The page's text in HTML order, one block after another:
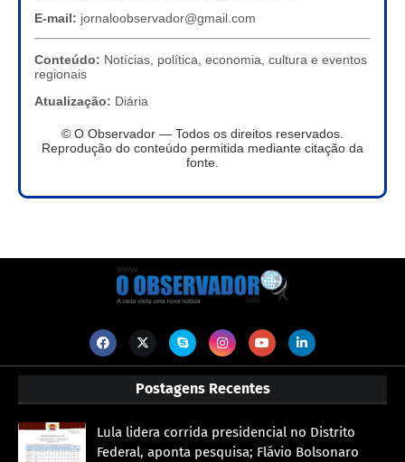
E-mail: jornaloobservador@gmail.com
Conteúdo: Notícias, política, economia, cultura e eventos
regionais
Atualização: Diária
© O Observador — Todos os direitos reservados.
Reprodução do conteúdo permitida mediante citação da
fonte.
Postagens Recentes
Lula lidera corrida presidencial no Distrito
Federal, aponta pesquisa; Flávio Bolsonaro